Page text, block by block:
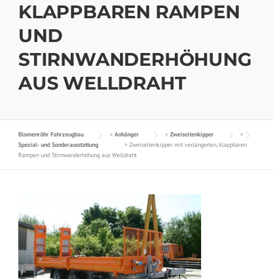
KLAPPBAREN RAMPEN
UND
STIRNWANDERHÖHUNG
AUS WELLDRAHT
Blomenröhr Fahrzeugbau > Anhänger > Zweiseitenkipper
>
Spezial- und Sonderausstattung
> Zweiseitenkipper mit verlängerten, klappbaren
Rampen und Stirnwanderhöhung aus Welldraht